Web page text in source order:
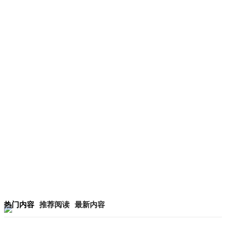
热门内容 推荐阅读 最新内容